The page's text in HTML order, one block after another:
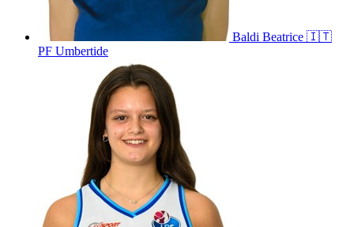
Baldi Beatrice 🇮🇹
PF Umbertide